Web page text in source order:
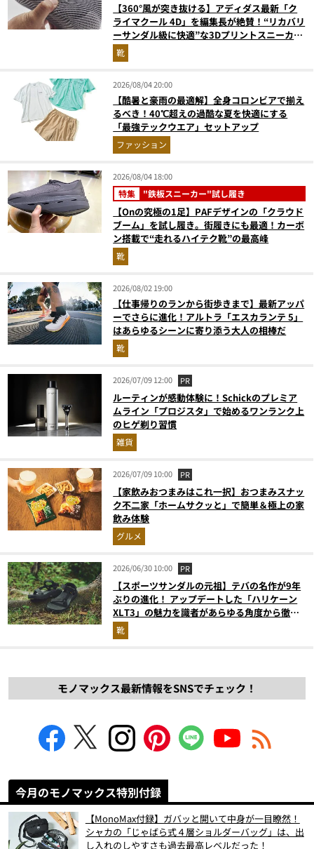
【360°風が突き抜ける】アディダス最新「ク
ライマクール 4D」を編集長が絶賛！“リカバリ
ーサンダル級に快適”な3Dプリントスニーカー
『コレ買いです』Vol.173
靴
2026/08/04 20:00
【酷暑と豪雨の最適解】全身コロンビアで揃え
るべき！40℃超えの過酷な夏を快適にする
「最強テックウエア」セットアップ
ファッション
2026/08/04 18:00
特集 "鉄板スニーカー"試し履き
【Onの究極の1足】PAFデザインの「クラウド
ブーム」を試し履き。街履きにも最適！カーボ
ン搭載で“走れるハイテク靴”の最高峰
靴
2026/08/02 19:00
【仕事帰りのランから街歩きまで】最新アッパ
ーでさらに進化！アルトラ「エスカランテ 5」
はあらゆるシーンに寄り添う大人の相棒だ
靴
2026/07/09 12:00 PR
ルーティンが感動体験に！Schickのプレミア
ムライン「プロジスタ」で始めるワンランク上
のヒゲ剃り習慣
雑貨
2026/07/09 10:00 PR
【家飲みおつまみはこれ一択】おつまみスナッ
ク不二家「ホームサクッと」で簡単＆極上の家
飲み体験
グルメ
2026/06/30 10:00 PR
【スポーツサンダルの元祖】テバの名作が9年
ぶりの進化！ アップデートした「ハリケーン
XLT3」の魅力を識者があらゆる角度から徹底
解説！
靴
モノマックス最新情報をSNSでチェック！
今月のモノマックス特別付録
【MonoMax付録】ガバッと開いて中身が一目瞭然！
シャカの「じゃばら式４層ショルダーバッグ」は、出
し入れのしやすさも過去最高レベルだった！